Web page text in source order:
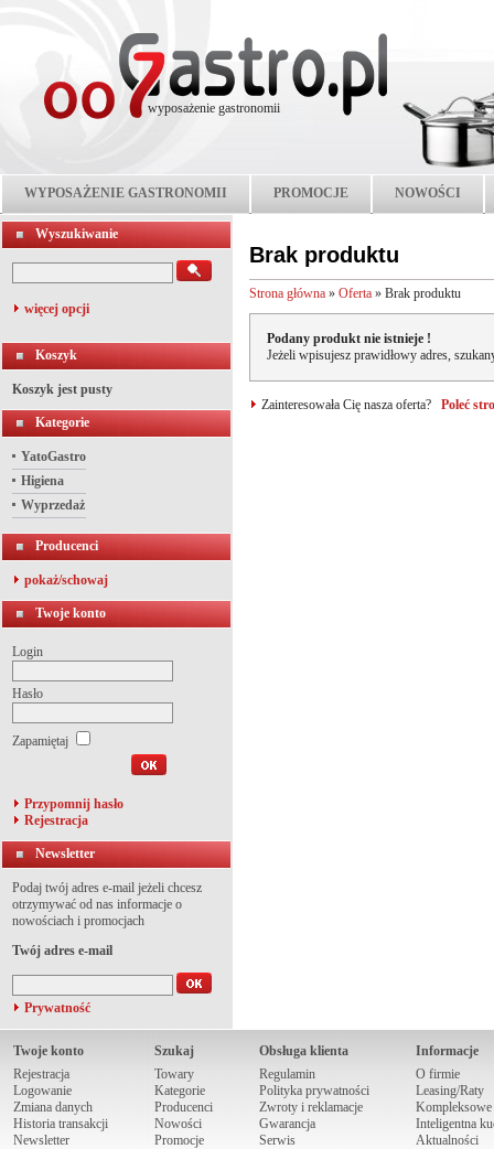
wyposażenie gastronomii
WYPOSAŻENIE GASTRONOMII PROMOCJE NOWOŚCI
Wyszukiwanie
więcej opcji
Koszyk
Koszyk jest pusty
Kategorie
YatoGastro
Higiena
Wyprzedaż
Producenci
pokaż/schowaj
Twoje konto
Login
Hasło
Zapamiętaj
Przypomnij hasło
Rejestracja
Newsletter
Podaj twój adres e-mail jeżeli chcesz
otrzymywać od nas informacje o
nowościach i promocjach
Twój adres e-mail
Prywatność
Brak produktu
Strona główna » Oferta » Brak produktu
Podany produkt nie istnieje !
Jeżeli wpisujesz prawidłowy adres,
Zainteresowała Cię nasza oferta? Poleć
Twoje konto
Rejestracja
Logowanie
Zmiana danych
Historia transakcji
Newsletter
Szukaj
Towary
Kategorie
Producenci
Nowości
Promocje
Obsługa klienta
Regulamin
Polityka prywatności
Zwroty i reklamacje
Gwarancja
Serwis
Informacje
O firmie
Leasing/Raty
Kompleksowe
Inteligentna
Aktualności